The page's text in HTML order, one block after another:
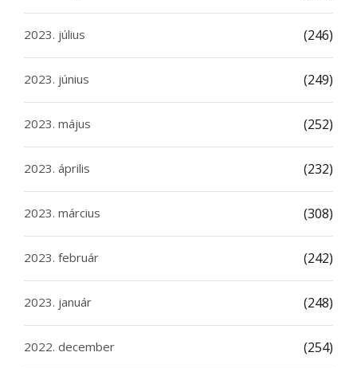
2023. július (246)
2023. június (249)
2023. május (252)
2023. április (232)
2023. március (308)
2023. február (242)
2023. január (248)
2022. december (254)